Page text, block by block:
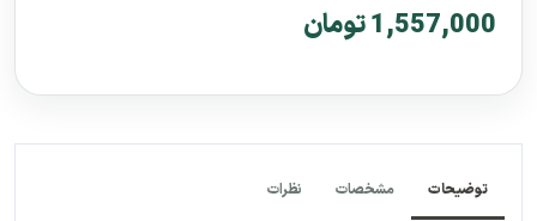
1,557,000 تومان
توضیحات مشخصات نظرات